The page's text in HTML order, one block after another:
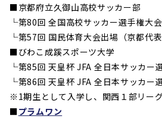
■京都府立久御山高校サッカー部
└第80回 全国高校サッカー選手権大
└第57回 国民体育大会出場（京都代表
■びわこ成蹊スポーツ大学
└第85回天皇杯 JFA 全日本サッカー
└第86回天皇杯 JFA 全日本サッカー
※1期生として入学し、関西１部リーグ
■プラムワン